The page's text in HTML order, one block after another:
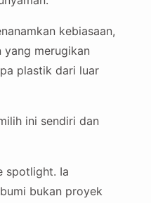
kebiasaan,
merugikan
plastik dari luar
ini sendiri dan
spotlight. Ia
bukan proyek